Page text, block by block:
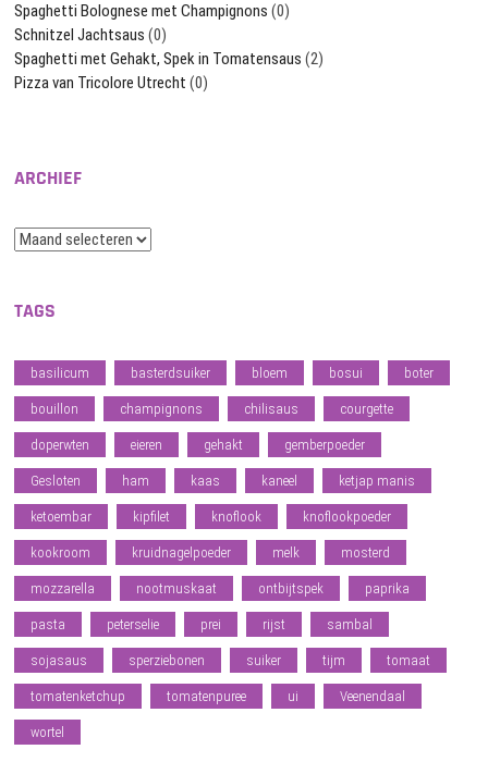
Spaghetti Bolognese met Champignons (0)
Schnitzel Jachtsaus (0)
Spaghetti met Gehakt, Spek in Tomatensaus (2)
Pizza van Tricolore Utrecht (0)
ARCHIEF
Archief
TAGS
basilicum basterdsuiker bloem bosui boter
bouillon champignons chilisaus courgette
doperwten eieren gehakt gemberpoeder
Gesloten ham kaas kaneel ketjap manis
ketoembar kipfilet knoflook knoflookpoeder
kookroom kruidnagelpoeder melk mosterd
mozzarella nootmuskaat ontbijtspek paprika
pasta peterselie prei rijst sambal
sojasaus sperziebonen suiker tijm tomaat
tomatenketchup tomatenpuree ui Veenendaal
wortel